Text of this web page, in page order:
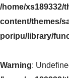
/home/xs189332/
content/themes/
poripu/library/
Warning: